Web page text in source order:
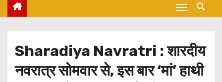
Sharadiya Navratri : शारदीय
नवरात्र सोमवार से, इस बार ‘मां’ हाथी